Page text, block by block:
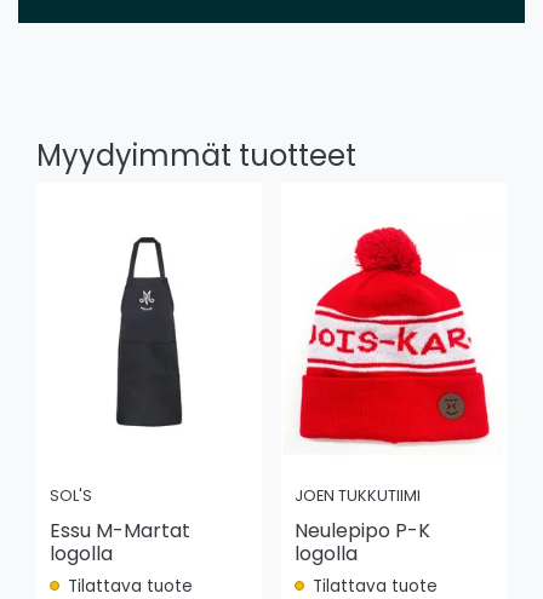
Myydyimmät tuotteet
SOL'S
Essu M-Martat
logolla
Tilattava tuote
JOEN TUKKUTIIMI
Neulepipo P-K
logolla
Tilattava tuote